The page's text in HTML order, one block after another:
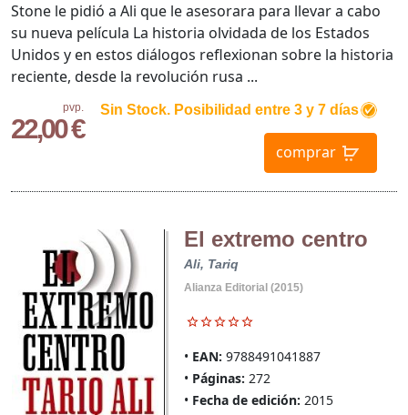
pvp.
22,00 €
Sin Stock. Posibilidad entre 3 y 7 días
comprar
Stone le pidió a Ali que le asesorara para llevar a cabo
su nueva película La historia olvidada de los Estados
Unidos y en estos diálogos reflexionan sobre la historia
reciente, desde la revolución rusa ...
El extremo centro
Ali, Tariq
Alianza Editorial (2015)
EAN: 9788491041887
Páginas: 272
Fecha de edición: 2015